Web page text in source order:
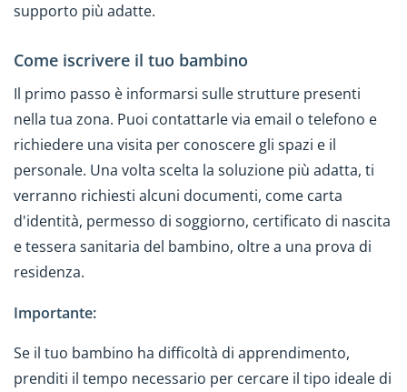
supporto più adatte.
Come iscrivere il tuo bambino
Il primo passo è informarsi sulle strutture presenti
nella tua zona. Puoi contattarle via email o telefono e
richiedere una visita per conoscere gli spazi e il
personale. Una volta scelta la soluzione più adatta, ti
verranno richiesti alcuni documenti, come carta
d'identità, permesso di soggiorno, certificato di nascita
e tessera sanitaria del bambino, oltre a una prova di
residenza.
Importante:
Se il tuo bambino ha difficoltà di apprendimento,
prenditi il tempo necessario per cercare il tipo ideale di